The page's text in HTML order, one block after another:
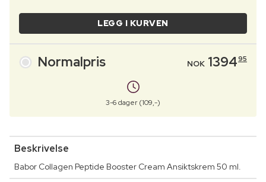
LEGG I KURVEN
Normalpris NOK 139495
3-6 dager (109,-)
Beskrivelse
Babor Collagen Peptide Booster Cream Ansiktskrem 50 ml.